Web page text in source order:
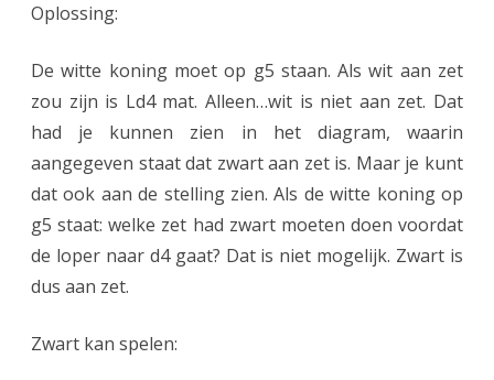
c
h
a
a
k
r
a
a
Oplossing:
De witte koning moet op g5 staan. Als wit aan zet
zou zijn is Ld4 mat. Alleen…wit is niet aan zet. Dat
had je kunnen zien in het diagram, waarin
aangegeven staat dat zwart aan zet is. Maar je kunt
dat ook aan de stelling zien. Als de witte koning op
g5 staat: welke zet had zwart moeten doen voordat
de loper naar d4 gaat? Dat is niet mogelijk. Zwart is
dus aan zet.
Zwart kan spelen: